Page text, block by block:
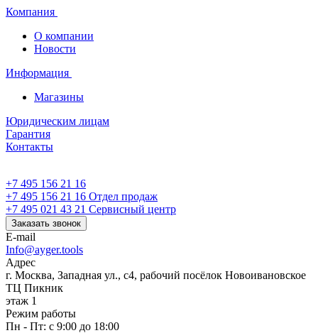
Компания
О компании
Новости
Информация
Магазины
Юридическим лицам
Гарантия
Контакты
+7 495 156 21 16
+7 495 156 21 16 Отдел продаж
+7 495 021 43 21 Cервисный центр
Заказать звонок
E-mail
Info@ayger.tools
Адрес
г. Москва, Западная ул., с4, рабочий посёлок Новоивановское
ТЦ Пикник
этаж 1
Режим работы
Пн - Пт: с 9:00 до 18:00